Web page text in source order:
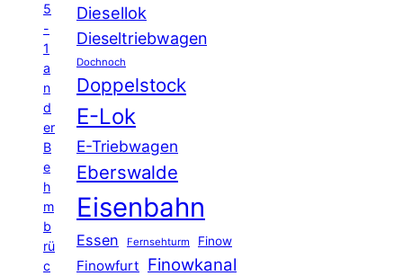
5
-
1
a
n
d
er
B
e
h
m
b
rü
c
Diesellok
Dieseltriebwagen
Dochnoch
Doppelstock
E-Lok
E-Triebwagen
Eberswalde
Eisenbahn
Essen Fernsehturm Finow
Finowfurt Finowkanal